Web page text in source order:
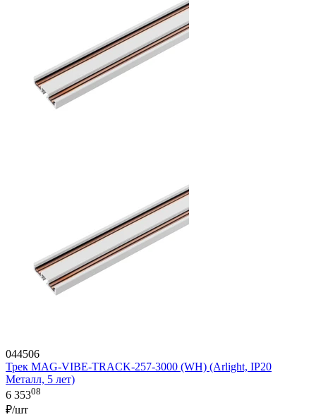
044506
Трек MAG-VIBE-TRACK-257-3000 (WH) (Arlight, IP20
Металл, 5 лет)
6 35308
₽/шт